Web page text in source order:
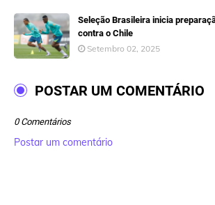
Seleção Brasileira inicia
contra o Chile
Setembro 02, 2025
POSTAR UM COMENTÁRIO
0 Comentários
Postar um comentário